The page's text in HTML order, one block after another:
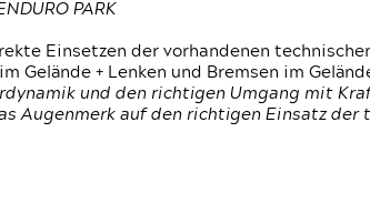
PARK
Einsetzen der vorhandenen
Gelände + Lenken und Bremsen im
und den richtigen Umgang mit
Augenmerk auf den richtigen Einsatz